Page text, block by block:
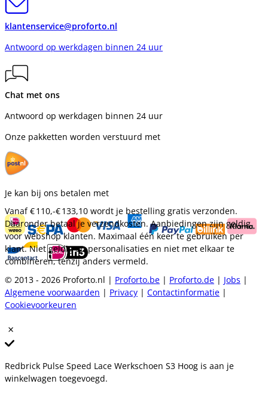
klantenservice@proforto.nl
Antwoord op werkdagen binnen 24 uur
Chat met ons
Antwoord op werkdagen binnen 24 uur
Onze pakketten worden verstuurd met
Je kan bij ons betalen met
Vanaf€ 110,-€ 133,10 wordt je bestelling gratis verzonden.
Daaronder betaal je verzendkosten. Aanbiedingen zijn geldig
voor webshop klanten. Maximaal één keer te gebruiken per
klant. Niet geldig op personalisaties en niet met elkaar te
combineren, tenzij anders vermeld.
© 2013 - 2026 Proforto.nl | Proforto.be | Proforto.de | Jobs |
Algemene voorwaarden | Privacy | Contactinformatie |
Cookievoorkeuren
Redbrick Pulse Speed Lace Werkschoen S3 Hoog is aan je
winkelwagen toegevoegd.